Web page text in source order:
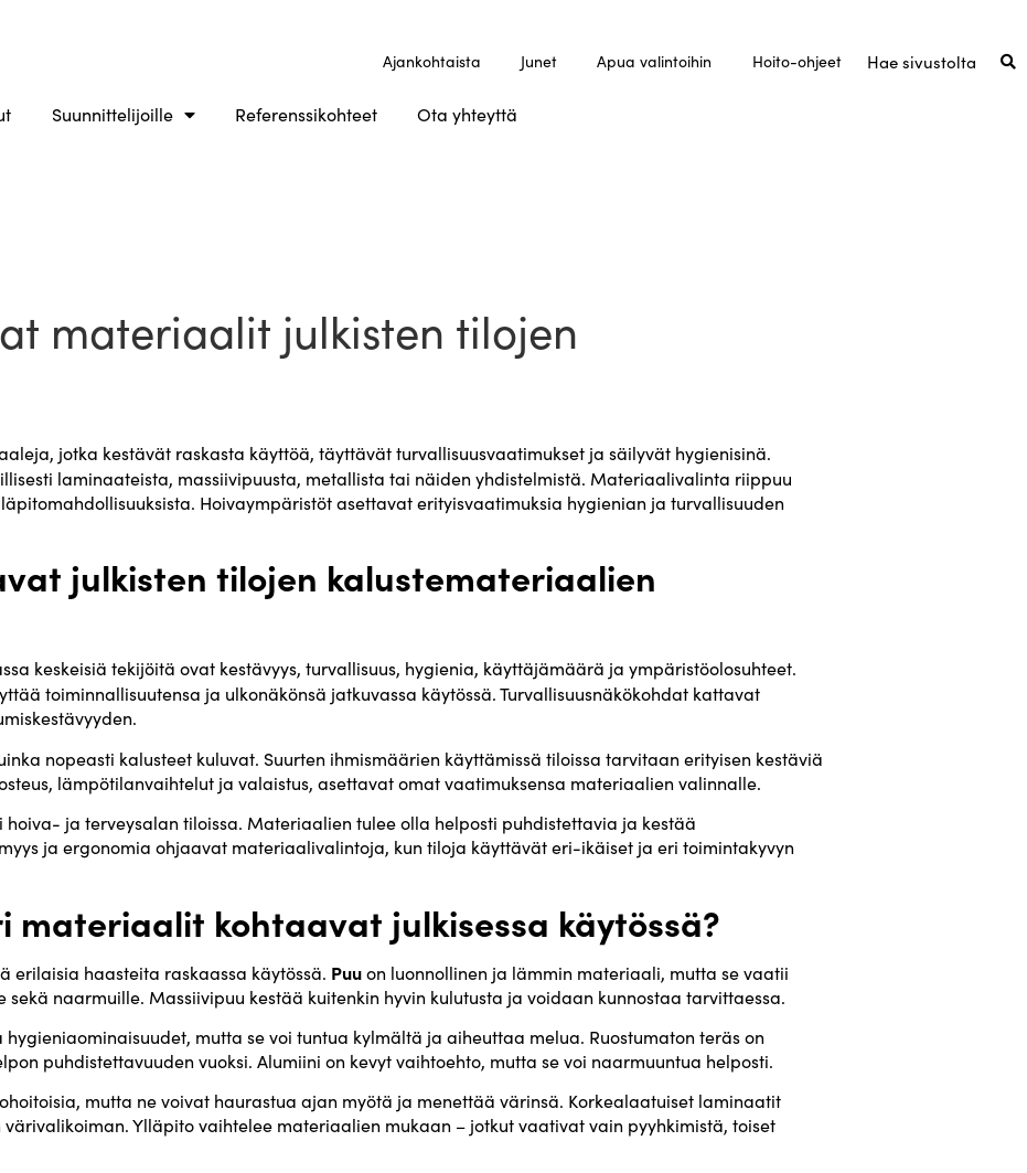
Ajankohtaista Junet Apua valintoihin Hoito-ohjeet
Suunnittelijoille Referenssikohteet Ota yhteyttä
materiaalit julkisten tilojen
jotka kestävät raskasta käyttöä, täyttävät turvallisuusvaatimukset ja säilyvät hygienisinä.
laminaateista, massiivipuusta, metallista tai näiden yhdistelmistä. Materiaalivalinta riippuu
Hoivaympäristöt asettavat erityisvaatimuksia hygienian ja turvallisuuden
julkisten tilojen kalustemateriaalien
keskeisiä tekijöitä ovat kestävyys, turvallisuus, hygienia, käyttäjämäärä ja ympäristöolosuhteet.
toiminnallisuutensa ja ulkonäkönsä jatkuvassa käytössä. Turvallisuusnäkökohdat kattavat
nopeasti kalusteet kuluvat. Suurten ihmismäärien käyttämissä tiloissa tarvitaan erityisen kestäviä
lämpötilanvaihtelut ja valaistus, asettavat omat vaatimuksensa materiaalien valinnalle.
ja terveysalan tiloissa. Materiaalien tulee olla helposti puhdistettavia ja kestää
ja ergonomia ohjaavat materiaalivalintoja, kun tiloja käyttävät eri-ikäiset ja eri toimintakyvyn
kohtaavat julkisessa käytössä?
erilaisia haasteita raskaassa käytössä. Puuon luonnollinen ja lämmin materiaali, mutta se vaatii
naarmuille. Massiivipuu kestää kuitenkin hyvin kulutusta ja voidaan kunnostaa tarvittaessa.
mutta se voi tuntua kylmältä ja aiheuttaa melua. Ruostumaton teräs on
puhdistettavuuden vuoksi. Alumiini on kevyt vaihtoehto, mutta se voi naarmuuntua helposti.
mutta ne voivat haurastua ajan myötä ja menettää värinsä. Korkealaatuiset laminaatit
Ylläpito vaihtelee materiaalien mukaan – jotkut vaativat vain pyyhkimistä, toiset